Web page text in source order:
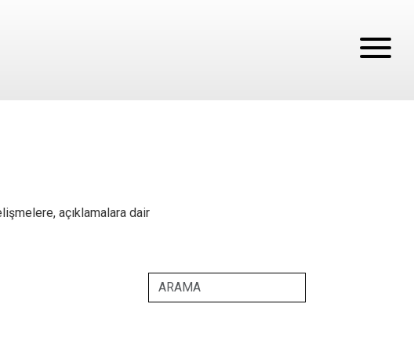
açıklamalara dair